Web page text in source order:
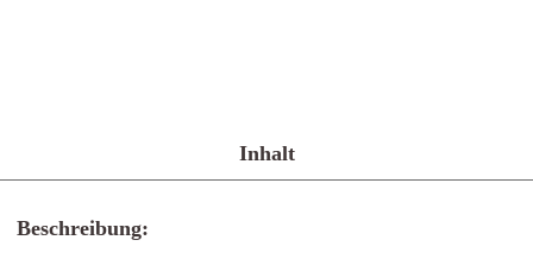
Inhalt
Beschreibung: